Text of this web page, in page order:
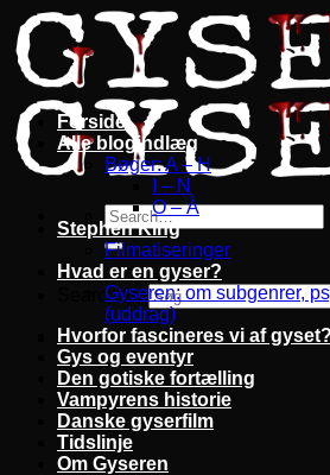
Fortsæt
til
indhold
Search for:
Forside
Alle blogindlæg
Bøger: A – H
I – N
O – Å
Stephen King
Filmatiseringer
Hvad er en gyser?
Gyseren: om subgenrer,
(uddrag)
Hvorfor fascineres vi af gyset?
Gys og eventyr
Den gotiske fortælling
Vampyrens historie
Danske gyserfilm
Tidslinje
Om Gyseren